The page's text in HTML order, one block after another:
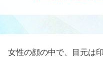
女性の顔の中で、目元は